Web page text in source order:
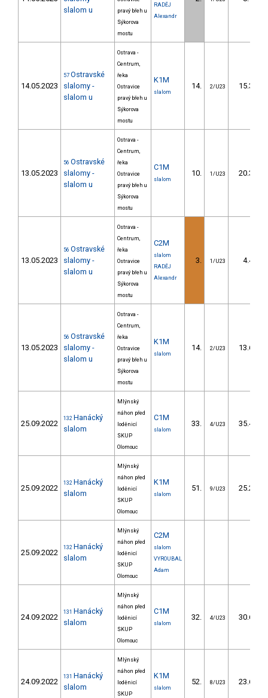
slalom u
pravý břeh u
Sýkorova
mostu
RADĚJ
Alexandr
14.05.2023
57 Ostravské
slalomy -
slalom u
Ostrava -
Centrum,
řeka
Ostravice
pravý břeh u
Sýkorova
mostu
K1M
slalom
14. 2/U23 15.30
13.05.2023
56 Ostravské
slalomy -
slalom u
Ostrava -
Centrum,
řeka
Ostravice
pravý břeh u
Sýkorova
mostu
C1M
slalom
10. 1/U23 20.30
13.05.2023
56 Ostravské
slalomy -
slalom u
Ostrava -
Centrum,
řeka
Ostravice
pravý břeh u
Sýkorova
mostu
C2M
slalom
RADĚJ
Alexandr
3. 1/U23 4.40
13.05.2023
56 Ostravské
slalomy -
slalom u
Ostrava -
Centrum,
řeka
Ostravice
pravý břeh u
Sýkorova
mostu
K1M
slalom
14. 2/U23 13.60
25.09.2022
132 Hanácký
slalom
Mlýnský
náhon před
loděnicí
SKUP
Olomouc
C1M
slalom
33. 4/U23 35.40
25.09.2022
132 Hanácký
slalom
Mlýnský
náhon před
loděnicí
SKUP
Olomouc
K1M
slalom
51. 9/U23 25.20
25.09.2022
132 Hanácký
slalom
Mlýnský
náhon před
loděnicí
SKUP
Olomouc
C2M
slalom
VYROUBAL
Adam
24.09.2022
131 Hanácký
slalom
Mlýnský
náhon před
loděnicí
SKUP
Olomouc
C1M
slalom
32. 4/U23 30.60
24.09.2022
131 Hanácký
slalom
Mlýnský
náhon před
loděnicí
SKUP
K1M
slalom
52. 8/U23 23.60